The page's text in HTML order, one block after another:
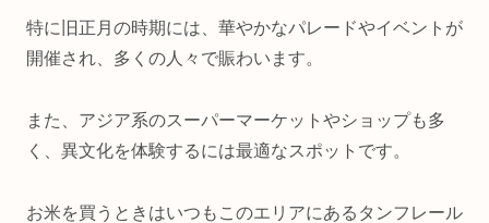
特に旧正月の時期には、華やかなパレードやイベントが
開催され、多くの人々で賑わいます。
また、アジア系のスーパーマーケットやショップも多
く、異文化を体験するには最適なスポットです。
お米を買うときはいつもこのエリアにあるタンフレール